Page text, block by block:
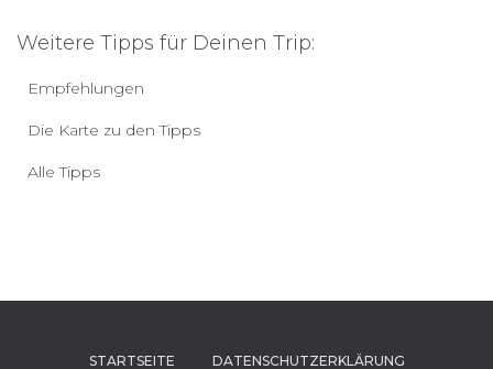
Weitere Tipps für Deinen Trip:
Empfehlungen
Die Karte zu den Tipps
Alle Tipps
STARTSEITE DATENSCHUTZERKLÄRUNG